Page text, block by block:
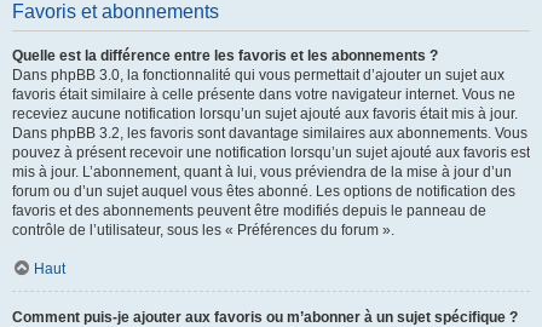
Favoris et abonnements
Quelle est la différence entre les favoris et les abonnements ?
Dans phpBB 3.0, la fonctionnalité qui vous permettait d’ajouter un sujet aux
favoris était similaire à celle présente dans votre navigateur internet. Vous ne
receviez aucune notification lorsqu’un sujet ajouté aux favoris était mis à jour.
Dans phpBB 3.2, les favoris sont davantage similaires aux abonnements. Vous
pouvez à présent recevoir une notification lorsqu’un sujet ajouté aux favoris est
mis à jour. L’abonnement, quant à lui, vous préviendra de la mise à jour d’un
forum ou d’un sujet auquel vous êtes abonné. Les options de notification des
favoris et des abonnements peuvent être modifiés depuis le panneau de
contrôle de l’utilisateur, sous les « Préférences du forum ».
Haut
Comment puis-je ajouter aux favoris ou m’abonner à un sujet spécifique ?